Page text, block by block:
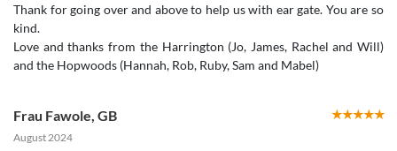
Thank for going over and above to help us with ear gate. You are so
kind.
Love and thanks from the Harrington (Jo, James, Rachel and Will)
Frau Fawole GB
August 2024